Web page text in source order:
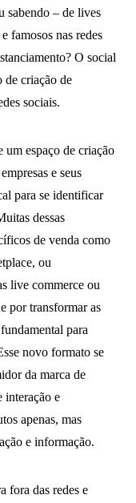
sabendo – de lives
famosos nas redes
O social
de criação de
sociais.
um espaço de criação
e seus
para se identificar
dessas
de venda como
ou
live commerce ou
por transformar as
para
novo formato se
da marca de
interação e
apenas, mas
e informação.
fora das redes e